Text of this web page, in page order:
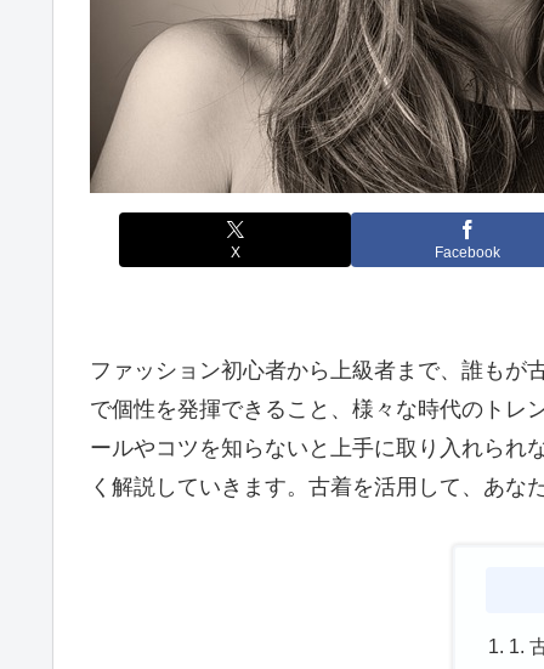
X Facebook
ファッション初心者から上級者まで、誰もが
で個性を発揮できること、様々な時代のトレ
ールやコツを知らないと上手に取り入れられ
く解説していきます。古着を活用して、あな
1.